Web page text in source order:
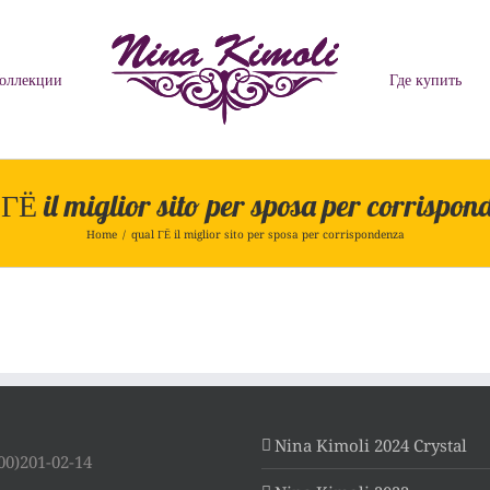
Где купить
il miglior sito per sposa per
Home / qual ГЁ il miglior sito per sposa per corrispondenza
02-14
Nina Kimoli 2024 Crystal